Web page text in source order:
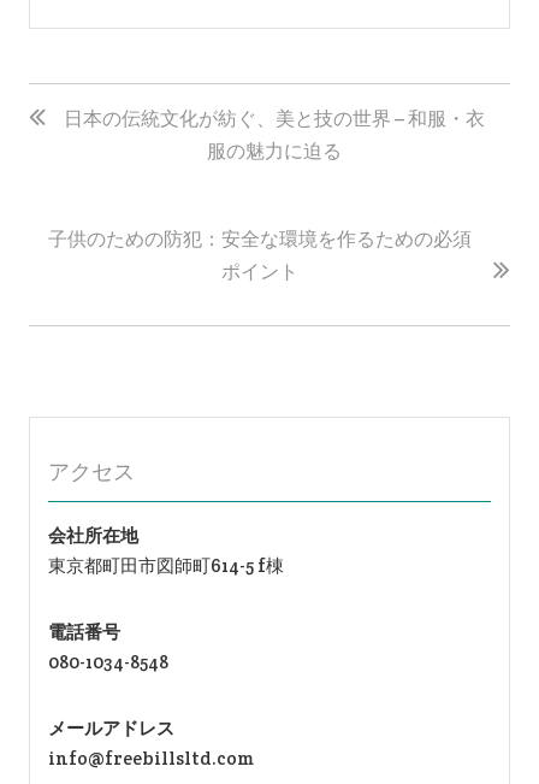
ムを楽しもう！
投
稿
ゲ
シ
日本の伝統文化が紡ぐ、美と技の世界 – 和服・衣
服の魅力に迫る
子供のための防犯：安全な環境を作るための必須
ポイント
アクセス
会社所在地
東京都町田市図師町614-5 f棟
電話番号
080-1034-8548
メールアドレス
info@freebillsltd.com